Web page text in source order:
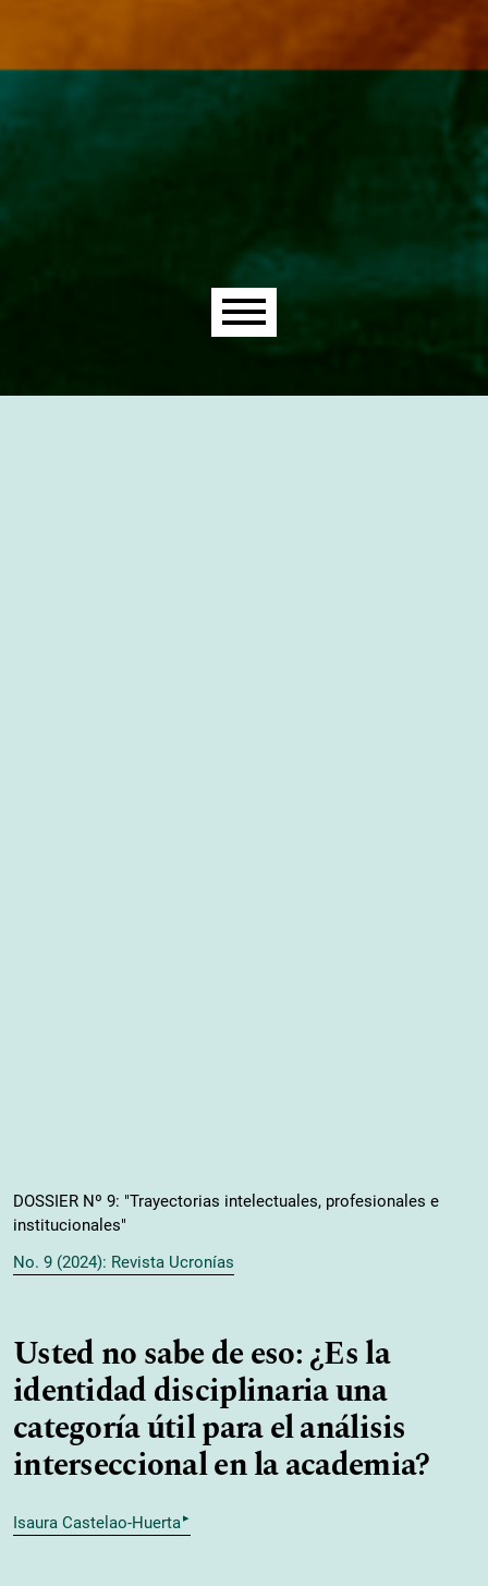
DOSSIER Nº 9: "Trayectorias intelectuales, profesionales e
institucionales"
No. 9 (2024): Revista Ucronías
Usted no sabe de eso: ¿Es la
identidad disciplinaria una
categoría útil para el análisis
interseccional en la academia?
Isaura Castelao-Huerta▸